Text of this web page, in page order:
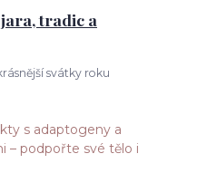
tradic a
svátky roku